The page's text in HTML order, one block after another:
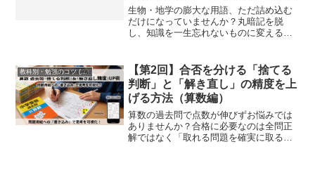
る暗記法
生物・地学の膨大な用語、ただ詰め込む
だけになっていませんか？丸暗記を脱
し、知識を一生忘れないものに変える秘
「図で再現できるか？」というSoleado流
のアプローチで、暗記分野を得点源の武
器に変える方法を詳しく解説します。
教科別・勉強のコツ (Study Method)
【第2回】合否を分ける「捨てる
判断」と「解き直し」の精度を上
げる方法（算数編）
算数の過去問で点数が伸びずお悩みでは
ありませんか？合格に必要なのは全問正
解ではなく「取れる問題を確実に取るこ